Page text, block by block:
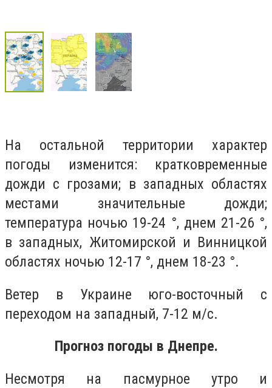
На остальной территории характер
погоды изменится: кратковременные
дожди с грозами; в западных областях
местами значительные дожди;
температура ночью 19-24 °, днем 21-26 °,
в западных, Житомирской и Винницкой
областях ночью 12-17 °, днем 18-23 °.
Ветер в Украине юго-восточный с
переходом на западный, 7-12 м/с.
Прогноз погоды в Днепре.
Несмотря на пасмурное утро и